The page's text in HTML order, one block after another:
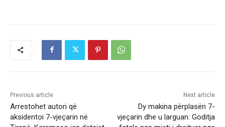
Previous article
Arrestohet autori që
aksidentoi 7-vjeçarin në
Next article
Dy makina përplasën 7-
vjeçarin dhe u larguan: Goditja